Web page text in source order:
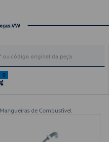
0
Mangueiras de Combustível